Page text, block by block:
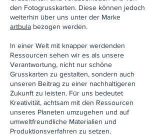
den Fotogrusskarten. Diese können jedoch
weiterhin über uns unter der Marke
artbula bezogen werden.
In einer Welt mit knapper werdenden
Ressourcen sehen wir es als unsere
Verantwortung, nicht nur schöne
Grusskarten zu gestalten, sondern auch
unseren Beitrag zu einer nachhaltigeren
Zukunft zu leisten. Für uns bedeutet
Kreativität, achtsam mit den Ressourcen
unseres Planeten umzugehen und auf
umweltfreundliche Materialien und
Produktionsverfahren zu setzen.